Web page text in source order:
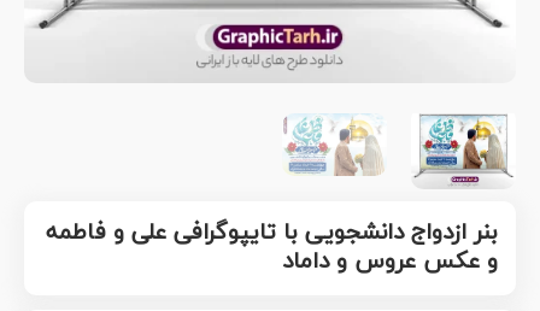
بنر ازدواج دانشجویی با تایپوگرافی علی و فاطمه
و عکس عروس و داماد